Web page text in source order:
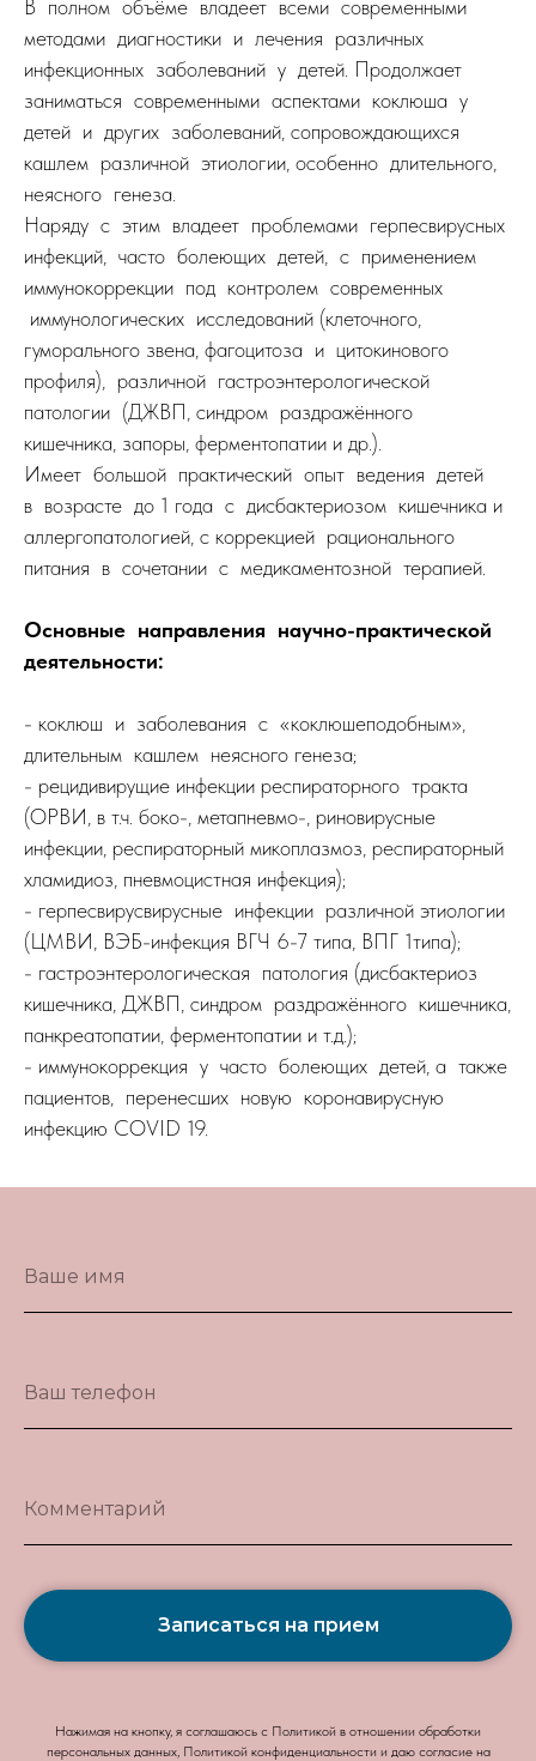
В полном объёме владеет всеми современными
методами диагностики и лечения различных
инфекционных заболеваний у детей. Продолжает
заниматься современными аспектами коклюша у
детей и других заболеваний, сопровождающихся
кашлем различной этиологии, особенно длительного,
неясного генеза.
Наряду с этим владеет проблемами герпесвирусных
инфекций, часто болеющих детей, с применением
иммунокоррекции под контролем современных
иммунологических исследований (клеточного,
гуморального звена, фагоцитоза и цитокинового
профиля), различной гастроэнтерологической
патологии (ДЖВП, синдром раздражённого
кишечника, запоры, ферментопатии и др.).
Имеет большой практический опыт ведения детей
в возрасте до 1 года с дисбактериозом кишечника и
аллергопатологией, с коррекцией рационального
питания в сочетании с медикаментозной терапией.
Основные направления научно-практической
деятельности:
- коклюш и заболевания с «коклюшеподобным»,
длительным кашлем неясного генеза;
- рецидивирущие инфекции респираторного тракта
(ОРВИ, в т.ч. боко-, метапневмо-, риновирусные
инфекции, респираторный микоплазмоз, респираторный
хламидиоз, пневмоцистная инфекция);
- герпесвирусвирусные инфекции различной этиологии
(ЦМВИ, ВЭБ-инфекция ВГЧ 6-7 типа, ВПГ 1типа);
- гастроэнтерологическая патология (дисбактериоз
кишечника, ДЖВП, синдром раздражённого кишечника,
панкреатопатии, ферментопатии и т.д.);
- иммунокоррекция у часто болеющих детей, а также
пациентов, перенесших новую коронавирусную
инфекцию COVID 19.
Ваше имя
Ваш телефон
Комментарий
Записаться на прием
Нажимая на кнопку, я соглашаюсь с Политикой в отношении обработки
персональных данных, Политикой конфиденциальности и даю согласие на